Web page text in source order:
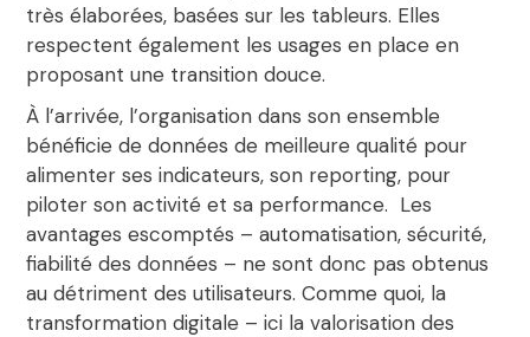
très élaborées, basées sur les tableurs. Elles
respectent également les usages en place en
proposant une transition douce.
À l’arrivée, l’organisation dans son ensemble
bénéficie de données de meilleure qualité pour
alimenter ses indicateurs, son reporting, pour
piloter son activité et sa performance. Les
avantages escomptés – automatisation, sécurité,
fiabilité des données – ne sont donc pas obtenus
au détriment des utilisateurs. Comme quoi, la
transformation digitale – ici la valorisation des